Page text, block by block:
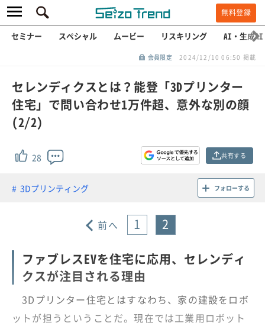
無料登録
セミナー スペシャル ムービー リスキリング AI・生成AI
会員限定 2024/12/10 06:50 掲載
セレンディクスとは？能登「3Dプリンター
住宅」で問い合わせ1万件超、意外な別の顔
(2/2)
28 共有する
3Dプリンティング フォローする
前へ 1 2
ファブレスEVを住宅に応用、セレンディ
クスが注目される理由
3Dプリンター住宅とはすなわち、家の建設をロボ
ットが担うということだ。現在では工業用ロボット